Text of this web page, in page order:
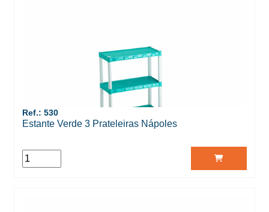
Ref.: 530
Estante Verde 3 Prateleiras Nápoles